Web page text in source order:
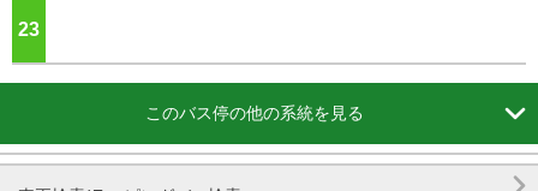
23
このバス停の他の系統を見る 